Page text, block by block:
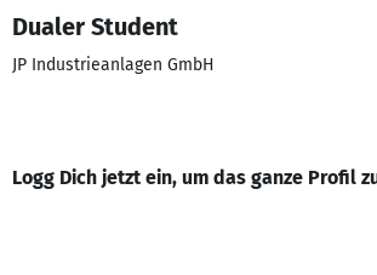
Dualer Student
JP Industrieanlagen GmbH
Logg Dich jetzt ein, um das ganze Profil